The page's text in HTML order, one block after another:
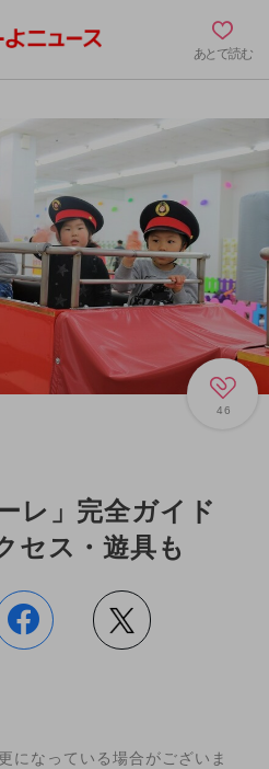
あとで読む
46
レ」完全ガイド
セス・遊具も
になっている場合がございま